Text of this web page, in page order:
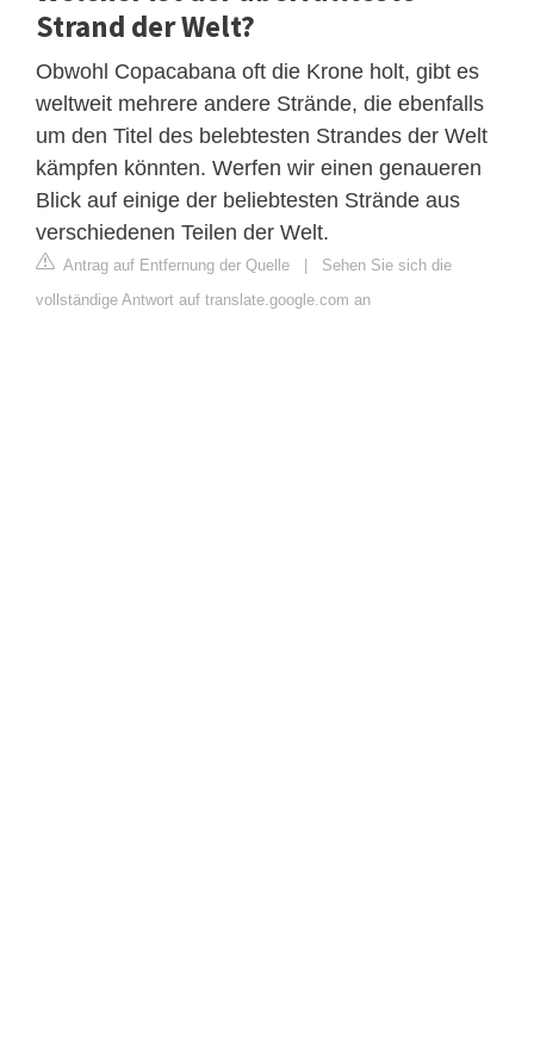
Strand der Welt?
Obwohl Copacabana oft die Krone holt, gibt es
weltweit mehrere andere Strände, die ebenfalls
um den Titel des belebtesten Strandes der Welt
kämpfen könnten. Werfen wir einen genaueren
Blick auf einige der beliebtesten Strände aus
verschiedenen Teilen der Welt.
Antrag auf Entfernung der Quelle | Sehen Sie sich die
vollständige Antwort auf translate.google.com an